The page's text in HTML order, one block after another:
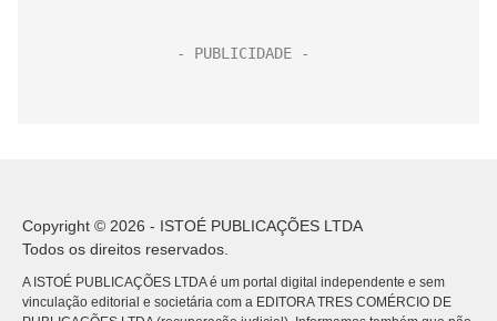
Copyright © 2026 - ISTOÉ PUBLICAÇÕES LTDA
Todos os direitos reservados.
A ISTOÉ PUBLICAÇÕES LTDA é um portal digital independente e sem
vinculação editorial e societária com a EDITORA TRES COMÉRCIO DE